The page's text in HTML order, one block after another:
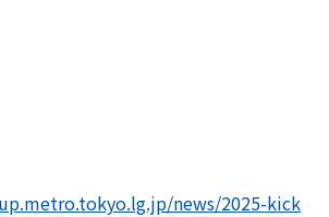
news/2025-kick